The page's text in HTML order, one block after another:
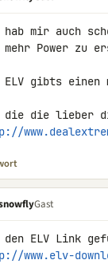
mir auch
Power zu
ELV gibts
Gast
www.elv-